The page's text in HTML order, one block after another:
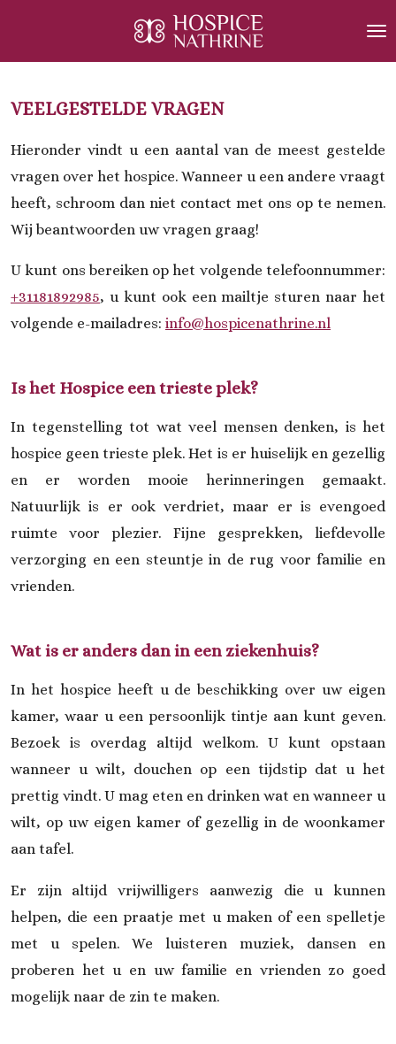
de
VEELGESTELDE VRAGEN
Hieronder vindt u een aantal van de meest gestelde
vragen over het hospice. Wanneer u een andere vraagt
heeft, schroom dan niet contact met ons op te nemen.
Wij beantwoorden uw vragen graag!
U kunt ons bereiken op het volgende telefoonnummer:
+31181892985, u kunt ook een mailtje sturen naar het
volgende e-mailadres: info@hospicenathrine.nl
Is het Hospice een trieste plek?
In tegenstelling tot wat veel mensen denken, is het
hospice geen trieste plek. Het is er huiselijk en gezellig
en er worden mooie herinneringen gemaakt.
Natuurlijk is er ook verdriet, maar er is evengoed
ruimte voor plezier. Fijne gesprekken, liefdevolle
verzorging en een steuntje in de rug voor familie en
vrienden.
Wat is er anders dan in een ziekenhuis?
In het hospice heeft u de beschikking over uw eigen
kamer, waar u een persoonlijk tintje aan kunt geven.
Bezoek is overdag altijd welkom. U kunt opstaan
wanneer u wilt, douchen op een tijdstip dat u het
prettig vindt. U mag eten en drinken wat en wanneer u
wilt, op uw eigen kamer of gezellig in de woonkamer
aan tafel.
Er zijn altijd vrijwilligers aanwezig die u kunnen
helpen, die een praatje met u maken of een spelletje
met u spelen. We luisteren muziek, dansen en
proberen het u en uw familie en vrienden zo goed
mogelijk naar de zin te maken.